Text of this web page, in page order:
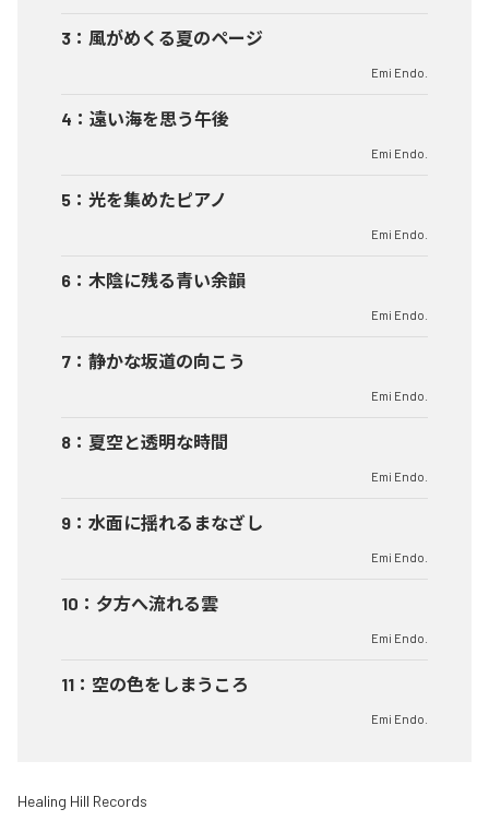
3 ： 風がめくる夏のページ
Emi Endo.
4 ： 遠い海を思う午後
Emi Endo.
5 ： 光を集めたピアノ
Emi Endo.
6 ： 木陰に残る青い余韻
Emi Endo.
7 ： 静かな坂道の向こう
Emi Endo.
8 ： 夏空と透明な時間
Emi Endo.
9 ： 水面に揺れるまなざし
Emi Endo.
10 ： 夕方へ流れる雲
Emi Endo.
11 ： 空の色をしまうころ
Emi Endo.
Healing Hill Records